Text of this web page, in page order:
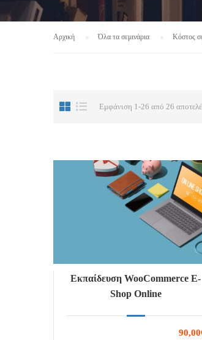
Αρχική Όλα τα σεμινάρια Κόστος
Εμφάνιση 1-26 από 26
Εκπαίδευση WooCommerce E-
Shop Online